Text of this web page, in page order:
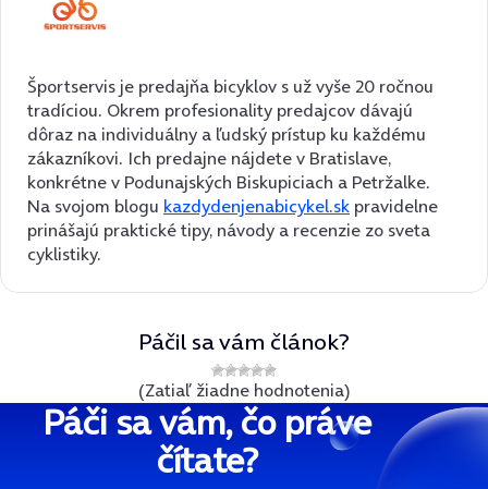
Športservis je predajňa bicyklov s už vyše 20 ročnou
tradíciou. Okrem profesionality predajcov dávajú
dôraz na individuálny a ľudský prístup ku každému
zákazníkovi. Ich predajne nájdete v Bratislave,
konkrétne v Podunajských Biskupiciach a Petržalke.
Na svojom blogu kazdydenjenabicykel.sk pravidelne
prinášajú praktické tipy, návody a recenzie zo sveta
cyklistiky.
Páčil sa vám článok?
(Zatiaľ žiadne hodnotenia)
Páči sa vám, čo práve
čítate?